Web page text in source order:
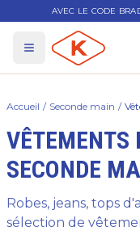
AVEC LE CODE
Accueil / Seconde main /
VÊTEMENTS
SECONDE
Robes, jeans, tops
sélection de